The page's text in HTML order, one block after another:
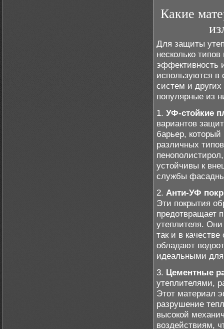
Какие
Для защиты
несколько
эффективность
используются в
систем и
популярные из
1. УФ-стойкие
вариантов
барьер,
различных
устойчивы к
службы
2. Анти-УФ
Эти покрытия
предотвращает
утеплителя.
так и в
обладают
идеальными
3. Цементные
утеплителями,
Этот материал
разрушение
высокой
воздействиям,